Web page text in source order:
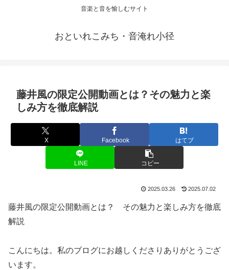
音楽と音を愉しむサイト
おといれこみち・音淹れ小径
藤井風の限定公開動画とは？その魅力と楽
しみ方を徹底解説
X Facebook はてブ
LINE コピー
2025.03.26 2025.07.02
藤井風の限定公開動画とは？ その魅力と楽しみ方を徹底
解説
こんにちは。私のブログにお越しくださりありがとうござ
います。